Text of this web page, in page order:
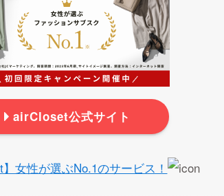
airCloset公式サイト
】女性が選ぶNo.1のサービス！